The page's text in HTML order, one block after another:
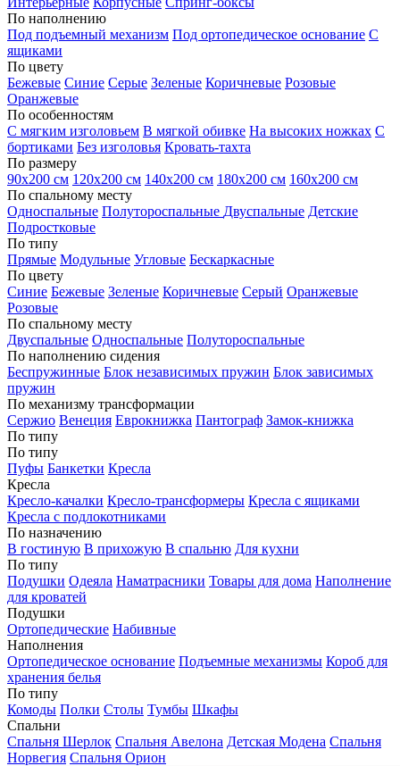
По наполнению
Под подъемный механизм Под ортопедическое основание С
ящиками
По цвету
Бежевые Синие Серые Зеленые Коричневые Розовые
Оранжевые
По особенностям
С мягким изголовьем В мягкой обивке На высоких ножках С
бортиками Без изголовья Кровать-тахта
По размеру
90х200 см 120х200 см 140х200 см 180х200 см 160х200 см
По спальному месту
Односпальные Полутороспальные Двуспальные Детские
Подростковые
По типу
Прямые Модульные Угловые Бескаркасные
По цвету
Синие Бежевые Зеленые Коричневые Серый Оранжевые
Розовые
По спальному месту
Двуспальные Односпальные Полутороспальные
По наполнению сидения
Беспружинные Блок независимых пружин Блок зависимых
пружин
По механизму трансформации
Сержио Венеция Еврокнижка Пантограф Замок-книжка
По типу
По типу
Пуфы Банкетки Кресла
Кресла
Кресло-качалки Кресло-трансформеры Кресла с ящиками
Кресла с подлокотниками
По назначению
В гостиную В прихожую В спальню Для кухни
По типу
Подушки Одеяла Наматрасники Товары для дома Наполнение
для кроватей
Подушки
Ортопедические Набивные
Наполнения
Ортопедическое основание Подъемные механизмы Короб для
хранения белья
По типу
Комоды Полки Столы Тумбы Шкафы
Спальни
Спальня Шерлок Спальня Авелона Детская Модена Спальня
Норвегия Спальня Орион